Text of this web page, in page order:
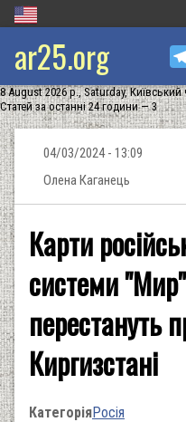
ar25.org
8 August 2026 р., Saturday, Київський
Статей за останні 24 години — 3
04/03/2024 - 13:09
Олена Каганець
Карти
системи
перестануть
Киргизстані
КатегоріяРосія